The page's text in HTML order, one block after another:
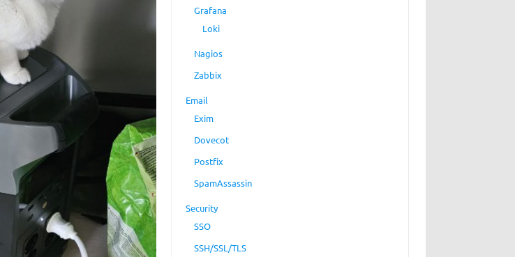
Grafana
Loki
Nagios
Zabbix
Email
Exim
Dovecot
Postfix
SpamAssassin
Security
SSO
SSH/SSL/TLS